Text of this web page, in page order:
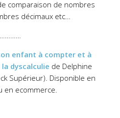
comparaison de nombres
décimaux etc…
enfant à compter et à
dyscalculie de Delphine
Supérieur). Disponible en
en ecommerce.